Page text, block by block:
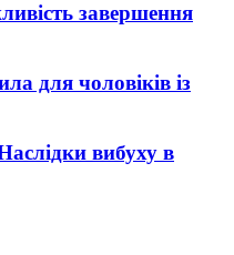
завершення
для чоловіків із
вибуху в